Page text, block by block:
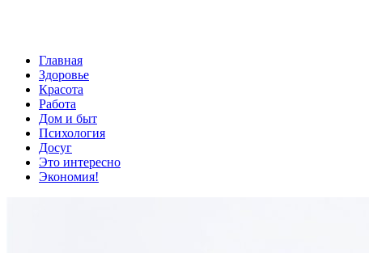
Главная
Здоровье
Красота
Работа
Дом и быт
Психология
Досуг
Это интересно
Экономия!